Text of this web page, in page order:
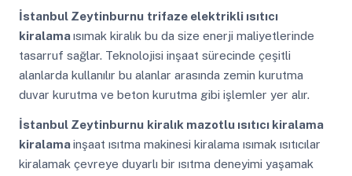
İstanbul Zeytinburnu trifaze elektrikli ısıtıcı
kiralamaısımak kiralık bu da size enerji maliyetlerinde
tasarruf sağlar. Teknolojisi inşaat sürecinde çeşitli
alanlarda kullanılır bu alanlar arasında zemin kurutma
duvar kurutma ve beton kurutma gibi işlemler yer alır.
İstanbul Zeytinburnu kiralık mazotlu ısıtıcı kiralama
kiralamainşaat ısıtma makinesi kiralama ısımak ısıtıcılar
kiralamak çevreye duyarlı bir ısıtma deneyimi yaşamak